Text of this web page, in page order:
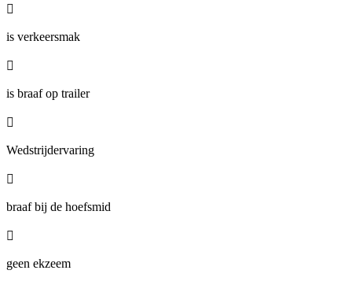

is verkeersmak

is braaf op trailer

Wedstrijdervaring

braaf bij de hoefsmid

geen ekzeem